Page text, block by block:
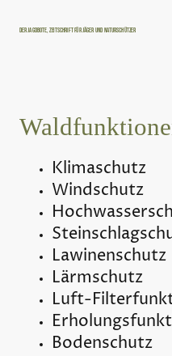
Der Jagdbote, Zeitschrift für Jäger und Naturschützer
Klimaschutz
Windschutz
Lawinenschutz
Lärmschutz
Luft-
Bodenschutz